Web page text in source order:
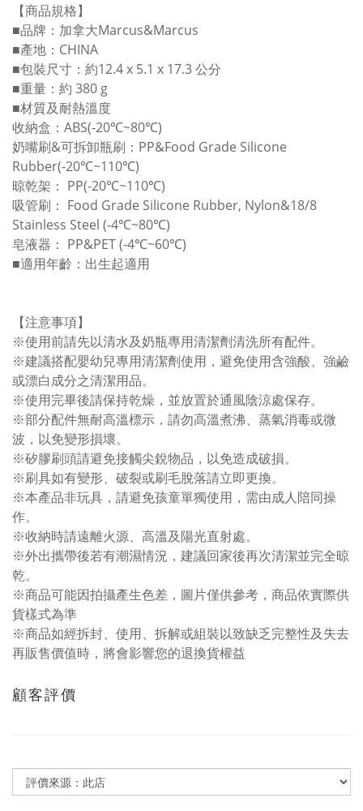
【商品規格】
■品牌：加拿大Marcus&Marcus
■產地：CHINA
■包裝尺寸：約12.4 x 5.1 x 17.3 公分
■重量：約 380 g
■材質及耐熱溫度
收納盒：ABS(-20℃~80℃)
奶嘴刷&可拆卸瓶刷：PP&Food Grade Silicone
Rubber(-20℃~110℃)
晾乾架： PP(-20℃~110℃)
吸管刷： Food Grade Silicone Rubber, Nylon&18/8
Stainless Steel (-4℃~80℃)
皂液器： PP&PET (-4℃~60℃)
■適用年齡：出生起適用
【注意事項】
※使用前請先以清水及奶瓶專用清潔劑清洗所有配件。
※建議搭配嬰幼兒專用清潔劑使用，避免使用含強酸、強鹼
或漂白成分之清潔用品。
※使用完畢後請保持乾燥，並放置於通風陰涼處保存。
※部分配件無耐高溫標示，請勿高溫煮沸、蒸氣消毒或微
波，以免變形損壞。
※矽膠刷頭請避免接觸尖銳物品，以免造成破損。
※刷具如有變形、破裂或刷毛脫落請立即更換。
※本產品非玩具，請避免孩童單獨使用，需由成人陪同操
作。
※收納時請遠離火源、高溫及陽光直射處。
※外出攜帶後若有潮濕情況，建議回家後再次清潔並完全晾
乾。
※商品可能因拍攝產生色差，圖片僅供參考，商品依實際供
貨樣式為準
※商品如經拆封、使用、拆解或組裝以致缺乏完整性及失去
再販售價值時，將會影響您的退換貨權益
顧客評價